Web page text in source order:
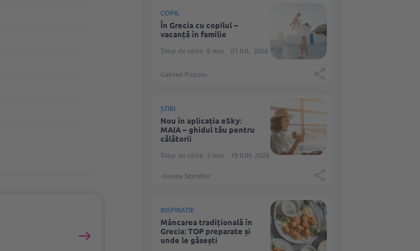
COPIL
În Grecia cu copilul –
vacanță în familie
Timp de citire: 8 min
01 IUL. 2026
Gabriel Popoiu
ȘTIRI
Nou în aplicația eSky:
MAIA – ghidul tău pentru
călătorii
Timp de citire: 3 min
19 IUN. 2026
Joanna Szyndler
INSPIRATIE
Mâncarea tradițională în
Grecia: TOP preparate și
unde le găsești